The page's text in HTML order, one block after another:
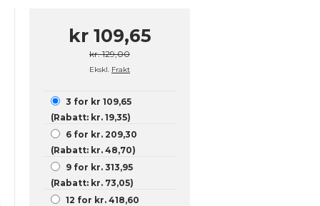
kr 109,65
kr. 129,00
Ekskl. Frakt
3 for kr 109,65
(Rabatt: kr. 19,35)
6 for kr. 209,30
(Rabatt: kr. 48,70)
9 for kr. 313,95
(Rabatt: kr. 73,05)
12 for kr. 418,60